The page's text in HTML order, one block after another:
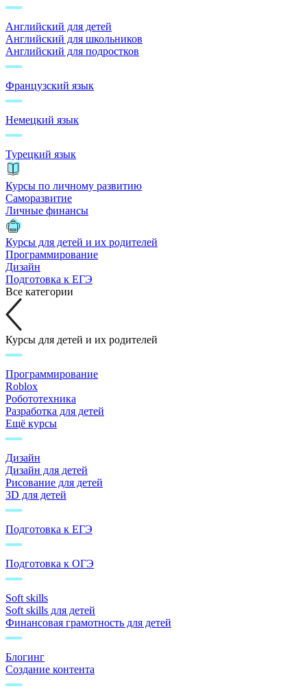
Английский для детей
Английский для школьников
Английский для подростков
Французский язык
Немецкий язык
Турецкий язык
Курсы по личному развитию
Саморазвитие
Личные финансы
Курсы для детей и их родителей
Программирование
Дизайн
Подготовка к ЕГЭ
Все категории
Курсы для детей и их родителей
Программирование
Roblox
Робототехника
Разработка для детей
Ещё курсы
Дизайн
Дизайн для детей
Рисование для детей
3D для детей
Подготовка к ЕГЭ
Подготовка к ОГЭ
Soft skills
Soft skills для детей
Финансовая грамотность для детей
Блогинг
Создание контента